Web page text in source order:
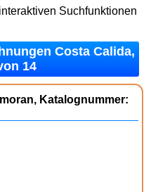
Suchfunktionen
Costa Calida,
14
Katalognummer: